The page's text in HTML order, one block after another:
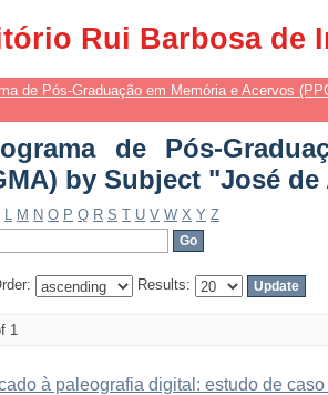
Rui Barbosa de
de Pós-
de Alencar"
de Pós-Graduação em Memória e Acervos
de Pós-
by Subject "José
L M N O P Q R S T U V W X Y Z
Results:
1
à paleografia digital: estudo de